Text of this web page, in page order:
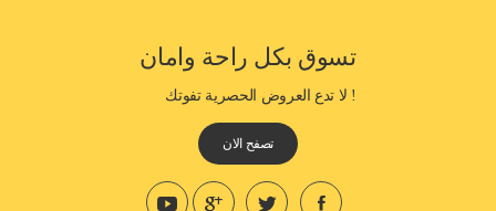
تسوق بكل راحة وامان
! لا تدع العروض الحصرية تفوتك
تصفح الان